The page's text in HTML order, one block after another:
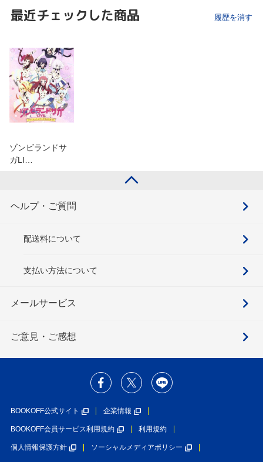
最近チェックした商品 履歴を消す
ゾンビランドサ
ガLI…
ヘルプ・ご質問
配送料について
支払い方法について
メールサービス
ご意見・ご感想
BOOKOFF公式サイト 企業情報
BOOKOFF会員サービス利用規約 利用規約
個人情報保護方針 ソーシャルメディアポリシー